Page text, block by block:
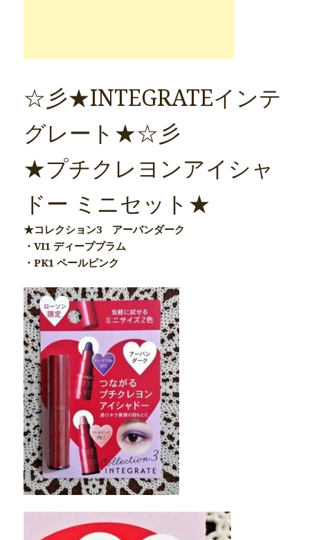
☆彡★INTEGRATEインテ
グレート★☆彡
★プチクレヨンアイシャ
ドー ミニセット★
★コレクション3 アーバンダーク
・VI1 ディーププラム
・PK1 ペールピンク